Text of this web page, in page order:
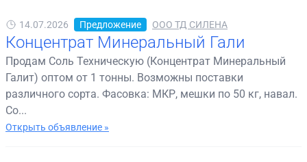
14.07.2026 Предложение ООО ТД СИЛЕНА
Концентрат Минеральный Гали
Продам Соль Техническую (Концентрат Минеральный
Галит) оптом от 1 тонны. Возможны поставки
различного сорта. Фасовка: МКР, мешки по 50 кг, навал.
Со...
Открыть объявление »